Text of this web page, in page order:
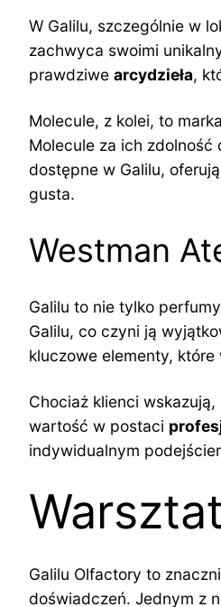
W Galilu, szczególnie w
zachwyca swoimi
prawdziwe arcydzieła,
Molecule, z kolei, to
Molecule za ich zdolność
dostępne w Galilu,
gusta.
Westman
Galilu to nie tylko
Galilu, co czyni ją
kluczowe elementy,
Chociaż klienci
wartość w postaci
indywidualnym
Galilu Olfactory to
doświadczeń. Jednym z